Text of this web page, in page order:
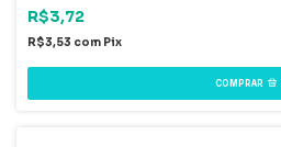
R$3,72
R$3,53 com Pix
COMPRAR